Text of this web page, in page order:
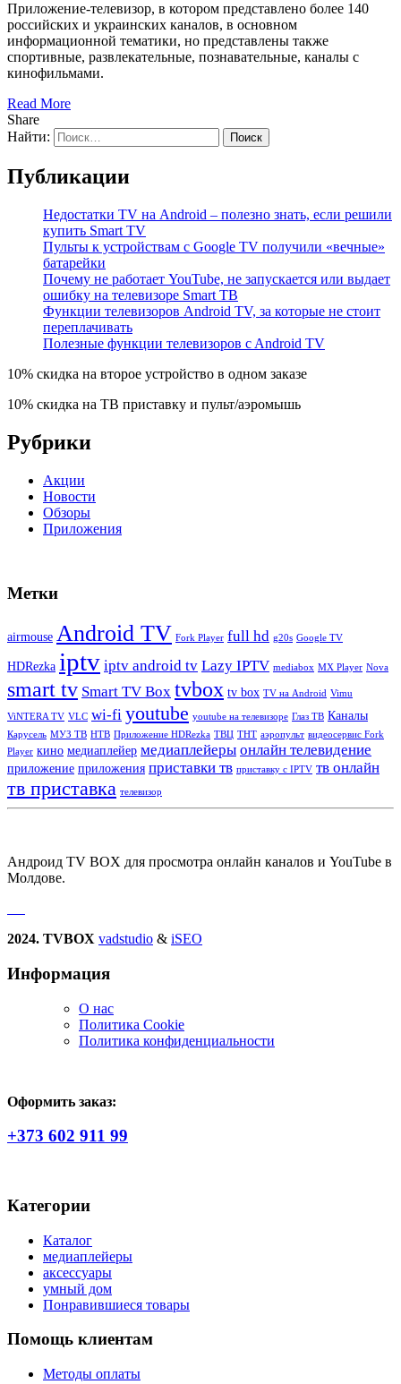
Приложение-телевизор, в котором представлено более 140
российских и украинских каналов, в основном
информационной тематики, но представлены также
спортивные, развлекательные, познавательные, каналы с
кинофильмами.
Read More
Share
Найти:
Публикации
Недостатки TV на Android – полезно знать, если решили
купить Smart TV
Пульты к устройствам с Google TV получили «вечные»
батарейки
Почему не работает YouTube, не запускается или выдает
ошибку на телевизоре Smart TВ
Функции телевизоров Android TV, за которые не стоит
переплачивать
Полезные функции телевизоров c Android TV
10% скидка на второе устройство в одном заказе
10% скидка на ТВ приставку и пульт/аэромышь
Рубрики
Акции
Новости
Обзоры
Приложения
Метки
airmouse Android TV Fork Player full hd g20s Google TV
HDRezka iptv iptv android tv Lazy IPTV mediabox MX Player Nova
smart tv Smart TV Box tvbox tv box TV на Android Vimu
ViNTERA TV VLC wi-fi youtube youtube на телевизоре Глаз ТВ Каналы
Карусель МУЗ ТВ НТВ Приложение HDRezka ТВЦ ТНТ аэропульт видеосервис Fork
Player кино медиаплейер медиаплейеры онлайн телевидение
приложение приложения приставки тв приставку с IPTV тв онлайн
тв приставка телевизор
Андроид TV BOX для просмотра онлайн каналов и YouTube в
Молдове.
2024. TVBOX vadstudio & iSEO
Информация
О нас
Политика Сookie
Политика конфиденциальности
Оформить заказ:
+373 602 911 99
Категории
Каталог
медиаплейеры
аксессуары
умный дом
Понравившиеся товары
Помощь клиентам
Методы оплаты